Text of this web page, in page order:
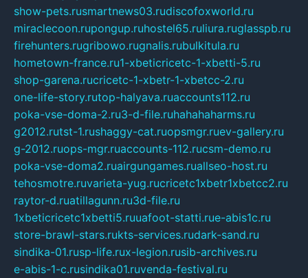
show-pets.rusmartnews03.rudiscofoxworld.ru
miraclecoon.rupongup.ruhostel65.ruliura.ruglasspb.ru
firehunters.rugribowo.rugnalis.rubulkitula.ru
hometown-france.ru1-xbeticricetc-1-xbetti-5.ru
shop-garena.rucricetc-1-xbetr-1-xbetcc-2.ru
one-life-story.rutop-halyava.ruaccounts112.ru
poka-vse-doma-2.ru3-d-file.ruhahahaharms.ru
g2012.rutst-1.rushaggy-cat.ruopsmgr.ruev-gallery.ru
g-2012.ruops-mgr.ruaccounts-112.rucsm-demo.ru
poka-vse-doma2.ruairgungames.ruallseo-host.ru
tehosmotre.ruvarieta-yug.rucricetc1xbetr1xbetcc2.ru
raytor-d.ruatillagunn.ru3d-file.ru
1xbeticricetc1xbetti5.ruuafoot-statti.rue-abis1c.ru
store-brawl-stars.rukts-services.rudark-sand.ru
sindika-01.rusp-life.rux-legion.rusib-archives.ru
e-abis-1-c.rusindika01.ruvenda-festival.ru